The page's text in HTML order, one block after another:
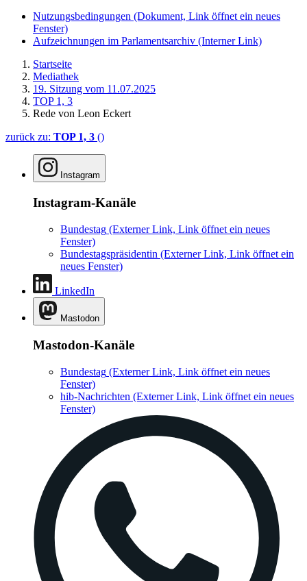
Nutzungsbedingungen (Dokument, Link öffnet ein neues
Fenster)
Aufzeichnungen im Parlamentsarchiv (Interner Link)
Startseite
Mediathek
19. Sitzung vom 11.07.2025
TOP 1, 3
Rede von Leon Eckert
zurück zu: TOP 1, 3 ()
Instagram
Instagram-Kanäle
Bundestag (Externer Link, Link öffnet ein neues
Fenster)
Bundestagspräsidentin (Externer Link, Link öffnet ein
neues Fenster)
LinkedIn
Mastodon
Mastodon-Kanäle
Bundestag (Externer Link, Link öffnet ein neues
Fenster)
hib-Nachrichten (Externer Link, Link öffnet ein neues
Fenster)